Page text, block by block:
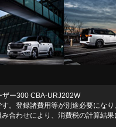
ザー300 CBA-URJ202W
。登録諸費用等が別途必要になり
合わせにより、消費税の計算結